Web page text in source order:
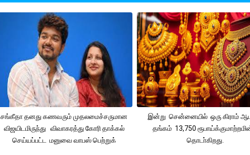
சங்கீதா தனது கணவரும் முதலமைச்சருமான
விஜயிடமிருந்து விவாகரத்து கோரி தாக்கல்
செய்யப்பட்ட மனுவை வாபஸ் பெற்றுக்
இன்று சென்னையில் ஒரு கிராம்
தங்கம் 13,750
தொடா்கிறது.